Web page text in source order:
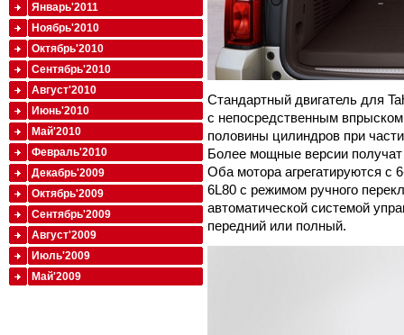
Стандартный двигатель для
с непосредственным
половины цилиндров при
Более мощные версии
Оба мотора агрегатируются с
6L80 с режимом ручного
автоматической системой
передний или полный.
Январь'2011
Ноябрь'2010
Октябрь'2010
Сентябрь'2010
Август'2010
Июнь'2010
Май'2010
Февраль'2010
Декабрь'2009
Октябрь'2009
Сентябрь'2009
Август'2009
Июль'2009
Май'2009